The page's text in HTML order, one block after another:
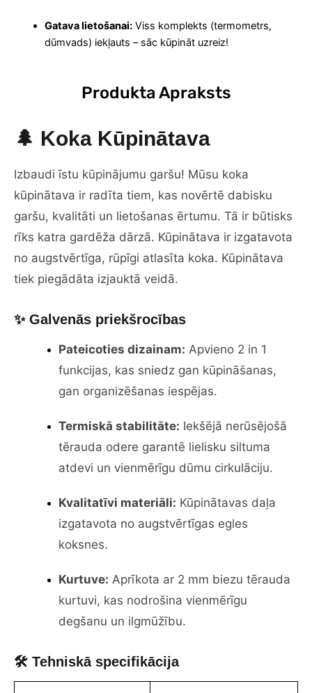
Gatava lietošanai:Viss komplekts (termometrs,
dūmvads) iekļauts – sāc kūpināt uzreiz!
Produkta Apraksts
🌲 Koka Kūpinātava
Izbaudi īstu kūpinājumu garšu! Mūsu koka
kūpinātava ir radīta tiem, kas novērtē dabisku
garšu, kvalitāti un lietošanas ērtumu. Tā ir būtisks
rīks katra gardēža dārzā. Kūpinātava ir izgatavota
no augstvērtīga, rūpīgi atlasīta koka. Kūpinātava
tiek piegādāta izjauktā veidā.
✨ Galvenās priekšrocības
Pateicoties dizainam: Apvieno 2 in 1
funkcijas, kas sniedz gan kūpināšanas,
gan organizēšanas iespējas.
Termiskā stabilitāte: Iekšējā nerūsējošā
tērauda odere garantē lielisku siltuma
atdevi un vienmērīgu dūmu cirkulāciju.
Kvalitatīvi materiāli: Kūpinātavas daļa
izgatavota no augstvērtīgas egles
koksnes.
Kurtuve: Aprīkota ar 2 mm biezu tērauda
kurtuvi, kas nodrošina vienmērīgu
degšanu un ilgmūžību.
🛠 Tehniskā specifikācija